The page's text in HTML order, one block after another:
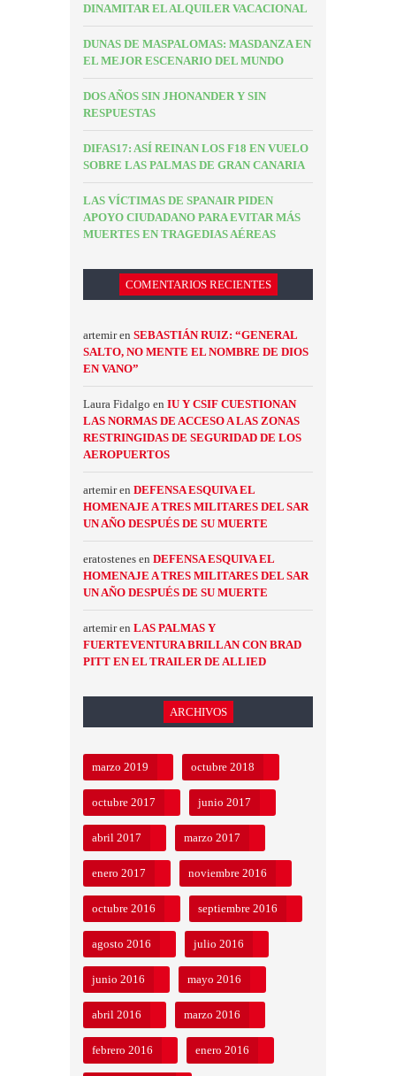
DINAMITAR EL ALQUILER VACACIONAL
DUNAS DE MASPALOMAS: MASDANZA EN
EL MEJOR ESCENARIO DEL MUNDO
DOS AÑOS SIN JHONANDER Y SIN
RESPUESTAS
DIFAS17: ASÍ REINAN LOS F18 EN VUELO
SOBRE LAS PALMAS DE GRAN CANARIA
LAS VÍCTIMAS DE SPANAIR PIDEN
APOYO CIUDADANO PARA EVITAR MÁS
MUERTES EN TRAGEDIAS AÉREAS
COMENTARIOS RECIENTES
artemiren SEBASTIÁN RUIZ: “GENERAL
SALTO, NO MENTE EL NOMBRE DE DIOS
EN VANO”
Laura Fidalgo en IU Y CSIF CUESTIONAN
LAS NORMAS DE ACCESO A LAS ZONAS
RESTRINGIDAS DE SEGURIDAD DE LOS
AEROPUERTOS
artemiren DEFENSA ESQUIVA EL
HOMENAJE A TRES MILITARES DEL SAR
UN AÑO DESPUÉS DE SU MUERTE
eratostenes en DEFENSA ESQUIVA EL
HOMENAJE A TRES MILITARES DEL SAR
UN AÑO DESPUÉS DE SU MUERTE
artemiren LAS PALMAS Y
FUERTEVENTURA BRILLAN CON BRAD
PITT EN EL TRAILER DE ALLIED
ARCHIVOS
marzo 2019 octubre 2018
octubre 2017 junio 2017
abril 2017 marzo 2017
enero 2017 noviembre 2016
octubre 2016 septiembre 2016
agosto 2016 julio 2016
junio 2016 mayo 2016
abril 2016 marzo 2016
febrero 2016 enero 2016